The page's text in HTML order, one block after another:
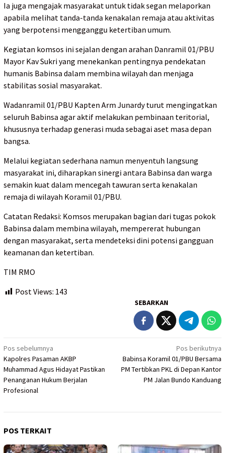
Ia juga mengajak masyarakat untuk tidak segan melaporkan
apabila melihat tanda-tanda kenakalan remaja atau aktivitas
yang berpotensi mengganggu ketertiban umum.
Kegiatan komsos ini sejalan dengan arahan Danramil 01/PBU
Mayor Kav Sukri yang menekankan pentingnya pendekatan
humanis Babinsa dalam membina wilayah dan menjaga
stabilitas sosial masyarakat.
Wadanramil 01/PBU Kapten Arm Junardy turut mengingatkan
seluruh Babinsa agar aktif melakukan pembinaan teritorial,
khususnya terhadap generasi muda sebagai aset masa depan
bangsa.
Melalui kegiatan sederhana namun menyentuh langsung
masyarakat ini, diharapkan sinergi antara Babinsa dan warga
semakin kuat dalam mencegah tawuran serta kenakalan
remaja di wilayah Koramil 01/PBU.
Catatan Redaksi: Komsos merupakan bagian dari tugas pokok
Babinsa dalam membina wilayah, mempererat hubungan
dengan masyarakat, serta mendeteksi dini potensi gangguan
keamanan dan ketertiban.
TIM RMO
Post Views: 143
SEBARKAN
Navigasi
pos
Pos sebelumnya
Kapolres Pasaman AKBP
Muhammad Agus Hidayat Pastikan
Penanganan Hukum Berjalan
Profesional
Pos berikutnya
Babinsa Koramil 01/PBU Bersama
PM Tertibkan PKL di Depan Kantor
PM Jalan Bundo Kanduang
POS TERKAIT